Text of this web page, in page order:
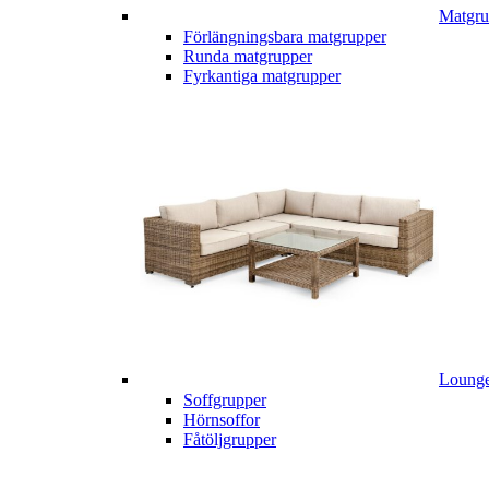
Förlängningsbara matgrupper
Runda matgrupper
Fyrkantiga matgrupper
Soffgrupper
Hörnsoffor
Fåtöljgrupper